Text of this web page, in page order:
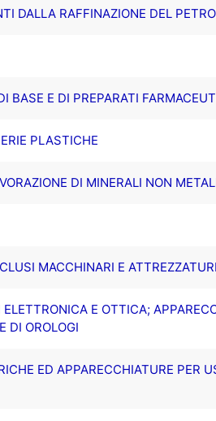
DALLA RAFFINAZIONE DEL
BASE E DI PREPARATI
PLASTICHE
DI MINERALI NON
MACCHINARI E
E OTTICA;
DI OROLOGI
ED APPARECCHIATURE PER